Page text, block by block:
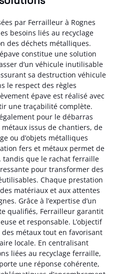
par Ferrailleur à Rognes
besoins liés au recyclage
des déchets métalliques.
constitue une solution
d’un véhicule inutilisable
sa destruction véhicule
le respect des règles
épave est réalisé avec
une traçabilité complète.
pour le débarras
métaux issus de chantiers, de
ou d’objets métalliques
fers et métaux permet de
tandis que le rachat ferraille
pour transformer des
Chaque prestation
matériaux et aux attentes
Grâce à l’expertise d’un
qualifiés, Ferrailleur garantit
et responsable. L’objectif
métaux tout en favorisant
locale. En centralisant
liées au recyclage ferraille,
une réponse cohérente,